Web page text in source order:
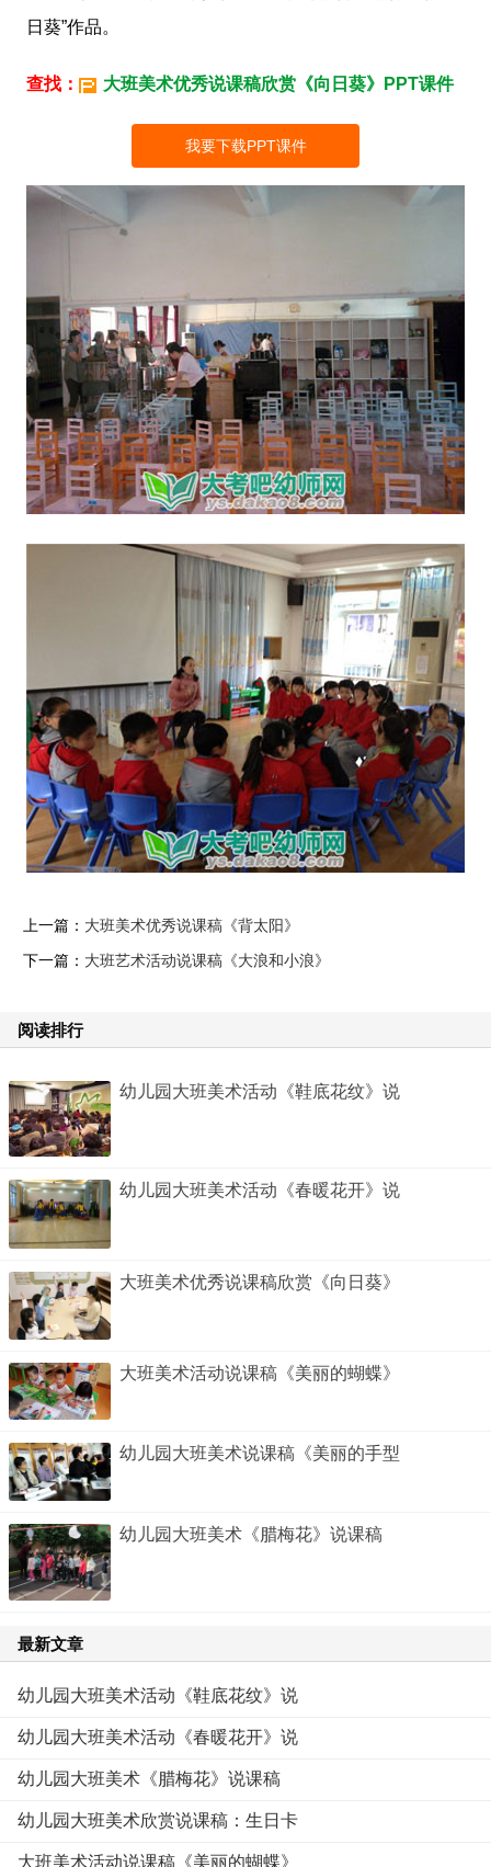
日葵”作品。
查找： 大班美术优秀说课稿欣赏《向日葵》PPT课件
我要下载PPT课件
上一篇： 大班美术优秀说课稿《背太阳》
下一篇： 大班艺术活动说课稿《大浪和小浪》
阅读排行
幼儿园大班美术活动《鞋底花纹》说
幼儿园大班美术活动《春暖花开》说
大班美术优秀说课稿欣赏《向日葵》
大班美术活动说课稿《美丽的蝴蝶》
幼儿园大班美术说课稿《美丽的手型
幼儿园大班美术《腊梅花》说课稿
最新文章
幼儿园大班美术活动《鞋底花纹》说
幼儿园大班美术活动《春暖花开》说
幼儿园大班美术《腊梅花》说课稿
幼儿园大班美术欣赏说课稿：生日卡
大班美术活动说课稿《美丽的蝴蝶》